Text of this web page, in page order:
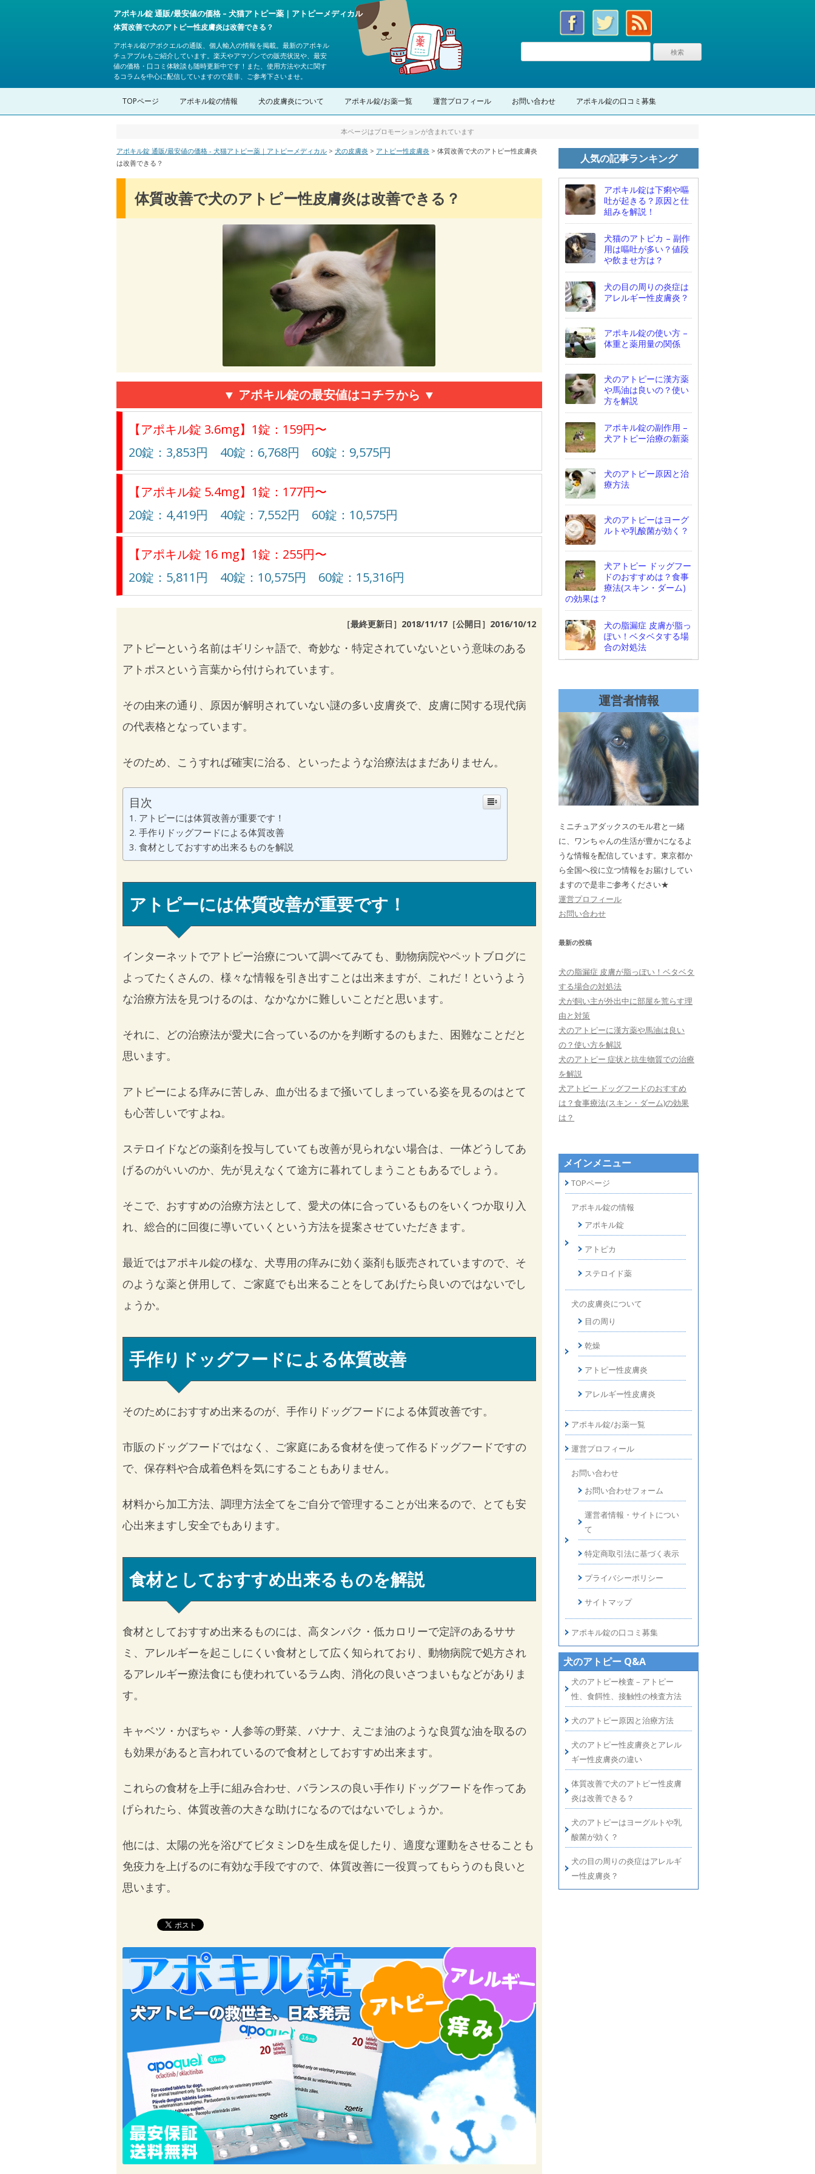
アポキル錠 通販/最安値の価格 – 犬猫アトピー薬｜アトピーメディカル
体質改善で犬のアトピー性皮膚炎は改善できる？
アポキル錠/アポクエルの通販、個人輸入の情報を掲載。最新のアポキル
チュアブルもご紹介しています。楽天やアマゾンでの販売状況や、最安
値の価格・口コミ体験談も随時更新中です！また、使用方法や犬に関す
るコラムを中心に配信していますので是非、ご参考下さいませ。
コンテンツへスキップ
TOPページ アポキル錠の情報 犬の皮膚炎について アポキル錠/お薬一覧 運営プロフィール お問い合わせ アポキル錠の口コミ募集
本ページはプロモーションが含まれています
アポキル錠 通販/最安値の価格 - 犬猫アトピー薬｜アトピーメディカル > 犬の皮膚炎 > アトピー性皮膚炎 > 体質改善で犬のアトピー性皮膚炎
は改善できる？
体質改善で犬のアトピー性皮膚炎は改善できる？
▼ アポキル錠の最安値はコチラから ▼
【アポキル錠 3.6mg】1錠：159円〜
20錠：3,853円 40錠：6,768円 60錠：9,575円
【アポキル錠 5.4mg】1錠：177円〜
20錠：4,419円 40錠：7,552円 60錠：10,575円
【アポキル錠 16 mg】1錠：255円〜
20錠：5,811円 40錠：10,575円 60錠：15,316円
［最終更新日］2018/11/17［公開日］ 2016/10/12
アトピーという名前はギリシャ語で、奇妙な・特定されていないという意味のある
アトポスという言葉から付けられています。
その由来の通り、原因が解明されていない謎の多い皮膚炎で、皮膚に関する現代病
の代表格となっています。
そのため、こうすれば確実に治る、といったような治療法はまだありません。
目次
アトピーには体質改善が重要です！
手作りドッグフードによる体質改善
食材としておすすめ出来るものを解説
アトピーには体質改善が重要です！
インターネットでアトピー治療について調べてみても、動物病院やペットブログに
よってたくさんの、様々な情報を引き出すことは出来ますが、これだ！というよう
な治療方法を見つけるのは、なかなかに難しいことだと思います。
それに、どの治療法が愛犬に合っているのかを判断するのもまた、困難なことだと
思います。
アトピーによる痒みに苦しみ、血が出るまで掻いてしまっている姿を見るのはとて
も心苦しいですよね。
ステロイドなどの薬剤を投与していても改善が見られない場合は、一体どうしてあ
げるのがいいのか、先が見えなくて途方に暮れてしまうこともあるでしょう。
そこで、おすすめの治療方法として、愛犬の体に合っているものをいくつか取り入
れ、総合的に回復に導いていくという方法を提案させていただきます。
最近ではアポキル錠の様な、犬専用の痒みに効く薬剤も販売されていますので、そ
のような薬と併用して、ご家庭でも出来ることをしてあげたら良いのではないでし
ょうか。
手作りドッグフードによる体質改善
そのためにおすすめ出来るのが、手作りドッグフードによる体質改善です。
市販のドッグフードではなく、ご家庭にある食材を使って作るドッグフードですの
で、保存料や合成着色料を気にすることもありません。
材料から加工方法、調理方法全てをご自分で管理することが出来るので、とても安
心出来ますし安全でもあります。
食材としておすすめ出来るものを解説
食材としておすすめ出来るものには、高タンパク・低カロリーで定評のあるササ
ミ、アレルギーを起こしにくい食材として広く知られており、動物病院で処方され
るアレルギー療法食にも使われているラム肉、消化の良いさつまいもなどがありま
す。
キャベツ・かぼちゃ・人参等の野菜、バナナ、えごま油のような良質な油を取るの
も効果があると言われているので食材としておすすめ出来ます。
これらの食材を上手に組み合わせ、バランスの良い手作りドッグフードを作ってあ
げられたら、体質改善の大きな助けになるのではないでしょうか。
他には、太陽の光を浴びてビタミンDを生成を促したり、適度な運動をさせることも
免疫力を上げるのに有効な手段ですので、体質改善に一役買ってもらうのも良いと
思います。
人気の記事ランキング
アポキル錠は下痢や嘔
吐が起きる？原因と仕
組みを解説！
犬猫のアトピカ – 副作
用は嘔吐が多い？値段
や飲ませ方は？
犬の目の周りの炎症は
アレルギー性皮膚炎？
アポキル錠の使い方 –
体重と薬用量の関係
犬のアトピーに漢方薬
や馬油は良いの？使い
方を解説
アポキル錠の副作用 –
犬アトピー治療の新薬
犬のアトピー原因と治
療方法
犬のアトピーはヨーグ
ルトや乳酸菌が効く？
犬アトピー ドッグフー
ドのおすすめは？食事
療法(スキン・ダーム)
の効果は？
犬の脂漏症 皮膚が脂っ
ぽい！ベタベタする場
合の対処法
運営者情報
ミニチュアダックスのモル君と一緒
に、ワンちゃんの生活が豊かになるよ
うな情報を配信しています。東京都か
ら全国へ役に立つ情報をお届けしてい
ますので是非ご参考ください★
運営プロフィール
お問い合わせ
最新の投稿
犬の脂漏症 皮膚が脂っぽい！ベタベタ
する場合の対処法
犬が飼い主が外出中に部屋を荒らす理
由と対策
犬のアトピーに漢方薬や馬油は良い
の？使い方を解説
犬のアトピー 症状と抗生物質での治療
を解説
犬アトピー ドッグフードのおすすめ
は？食事療法(スキン・ダーム)の効果
は？
メインメニュー
TOPページ
アポキル錠の情報
アポキル錠
アトピカ
ステロイド薬
犬の皮膚炎について
目の周り
乾燥
アトピー性皮膚炎
アレルギー性皮膚炎
アポキル錠/お薬一覧
運営プロフィール
お問い合わせ
お問い合わせフォーム
運営者情報・サイトについ
て
特定商取引法に基づく表示
プライバシーポリシー
サイトマップ
アポキル錠の口コミ募集
犬のアトピー Q&A
犬のアトピー検査 – アトピー
性、食餌性、接触性の検査方法
犬のアトピー原因と治療方法
犬のアトピー性皮膚炎とアレル
ギー性皮膚炎の違い
体質改善で犬のアトピー性皮膚
炎は改善できる？
犬のアトピーはヨーグルトや乳
酸菌が効く？
犬の目の周りの炎症はアレルギ
ー性皮膚炎？